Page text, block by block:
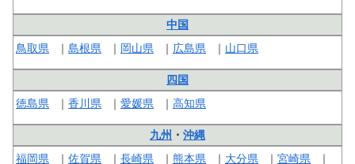
中国
鳥取県
島根県 岡山県 広島県 山口県
四国
徳島県
香川県 愛媛県 高知県
九州 ・ 沖縄
福岡県
佐賀県 長崎県 熊本県 大分県 宮崎県